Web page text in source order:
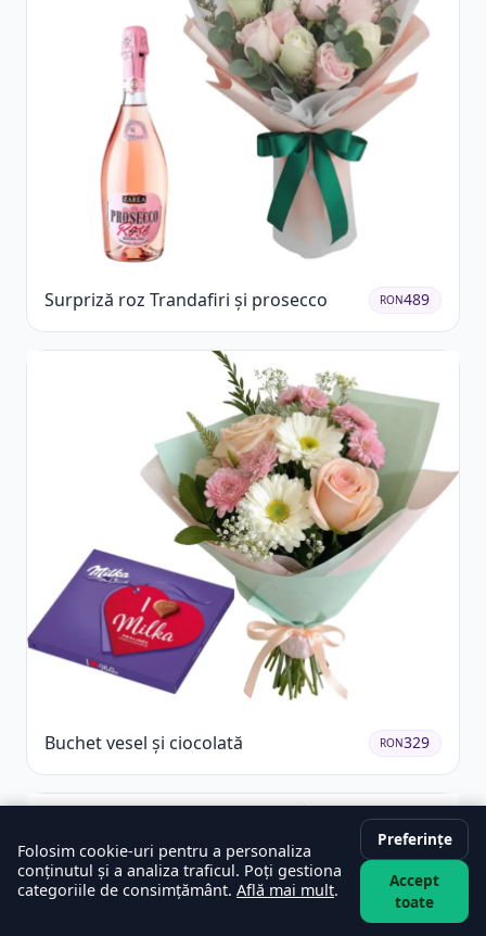
Surpriză roz Trandafiri și prosecco RON489
Buchet vesel și ciocolată RON329
Folosim cookie-uri pentru a personaliza
conținutul și a analiza traficul. Poți gestiona
categoriile de consimțământ. Află mai mult.
Preferințe
Accept
toate